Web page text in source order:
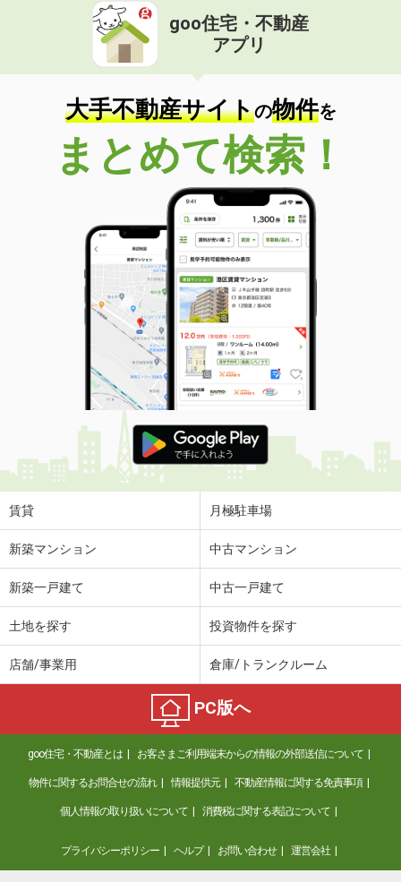
goo住宅・不動産
アプリ
大手不動産サイトの物件を
まとめて検索！
賃貸 月極駐車場
新築マンション 中古マンション
新築一戸建て 中古一戸建て
土地を探す 投資物件を探す
店舗/事業用 倉庫/トランクルーム
PC版へ
goo住宅・不動産とは お客さまご利用端末からの情報の外部送信について
物件に関するお問合せの流れ 情報提供元 不動産情報に関する免責事項
個人情報の取り扱いについて 消費税に関する表記について
プライバシーポリシー ヘルプ お問い合わせ 運営会社